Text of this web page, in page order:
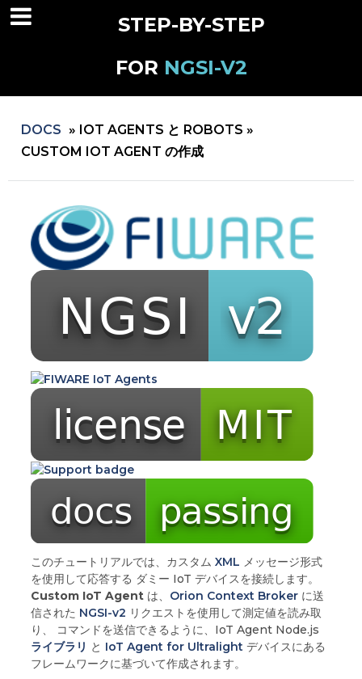
STEP-BY-STEP
FOR NGSI-V2
DOCS » IOT AGENTS と ROBOTS »
CUSTOM IOT AGENT の作成
このチュートリアルでは、カスタム XML メッセージ形式
を使用して応答する ダミー IoT デバイスを接続します。
Custom IoT Agentは、 Orion Context Brokerに送
信された NGSI-v2 リクエストを使用して測定値を読み取
り、 コマンドを送信できるように、IoT Agent Node.js
ライブラリ と IoT Agent for Ultralight デバイスにある
フレームワークに基づいて作成されます。